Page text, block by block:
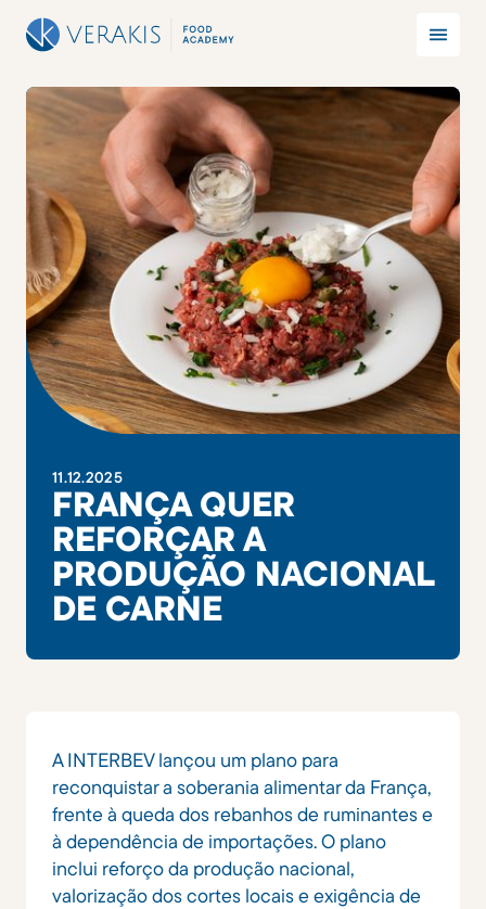
11.12.2025
FRANÇA QUER
REFORÇAR A
PRODUÇÃO NACIONAL
DE CARNE
A INTERBEV lançou um plano para
reconquistar a soberania alimentar da França,
frente à queda dos rebanhos de ruminantes e
à dependência de importações. O plano
inclui reforço da produção nacional,
valorização dos cortes locais e exigência de